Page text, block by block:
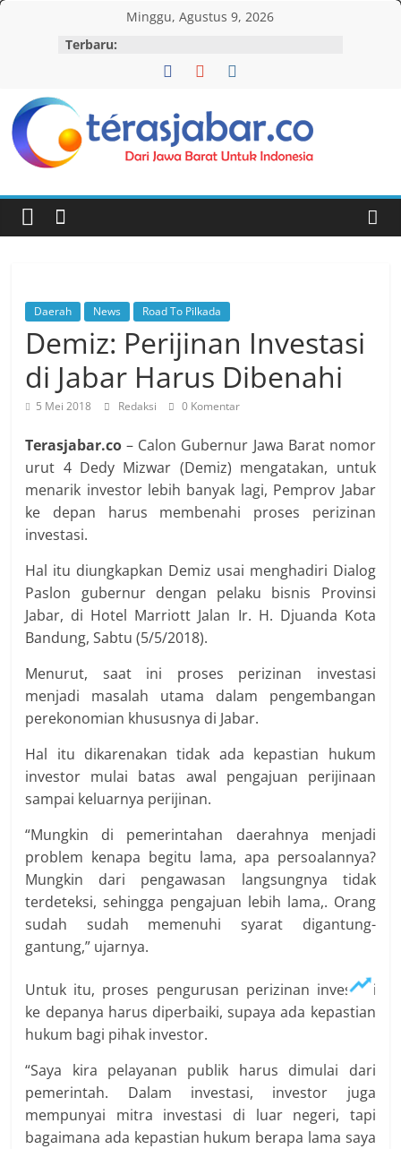
Skip
Minggu, Agustus 9, 2026
Terbaru:
Teras
Jabar
Daerah News Road To Pilkada
Demiz: Perijinan Investasi
di Jabar Harus Dibenahi
5 Mei 2018 Redaksi 0 Komentar
Terasjabar.co – Calon Gubernur Jawa Barat nomor
urut 4 Dedy Mizwar (Demiz) mengatakan, untuk
menarik investor lebih banyak lagi, Pemprov Jabar
ke depan harus membenahi proses perizinan
investasi.
Hal itu diungkapkan Demiz usai menghadiri Dialog
Paslon gubernur dengan pelaku bisnis Provinsi
Jabar, di Hotel Marriott Jalan Ir. H. Djuanda Kota
Bandung, Sabtu (5/5/2018).
Menurut, saat ini proses perizinan investasi
menjadi masalah utama dalam pengembangan
perekonomian khususnya di Jabar.
Hal itu dikarenakan tidak ada kepastian hukum
investor mulai batas awal pengajuan perijinaan
sampai keluarnya perijinan.
“Mungkin di pemerintahan daerahnya menjadi
problem kenapa begitu lama, apa persoalannya?
Mungkin dari pengawasan langsungnya tidak
terdeteksi, sehingga pengajuan lebih lama,. Orang
sudah sudah memenuhi syarat digantung-
gantung,” ujarnya.
Untuk itu, proses pengurusan perizinan investasi
ke depanya harus diperbaiki, supaya ada kepastian
hukum bagi pihak investor.
“Saya kira pelayanan publik harus dimulai dari
pemerintah. Dalam investasi, investor juga
mempunyai mitra investasi di luar negeri, tapi
bagaimana ada kepastian hukum berapa lama saya